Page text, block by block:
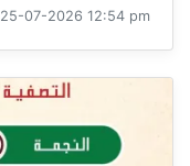
25-07-2026 12:54 pm